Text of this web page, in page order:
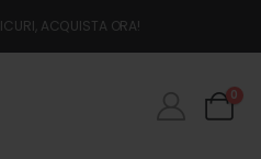
ACQUISTA ORA!
0